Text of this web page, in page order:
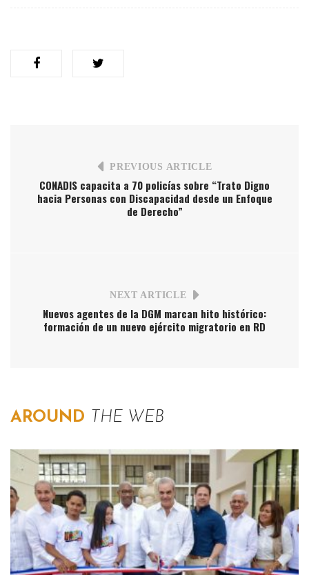
PREVIOUS ARTICLE
CONADIS capacita a 70 policías sobre “Trato Digno
hacia Personas con Discapacidad desde un Enfoque
de Derecho”
NEXT ARTICLE
Nuevos agentes de la DGM marcan hito histórico:
formación de un nuevo ejército migratorio en RD
AROUND THE WEB